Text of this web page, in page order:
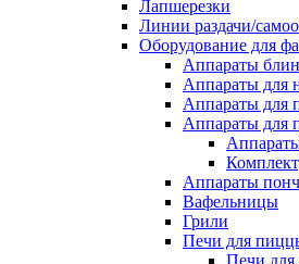
Лапшерезки
Линии раздачи/
Оборудование для
Аппараты
Аппараты для
Аппараты для
Аппараты для
Аппараты
Вафельницы
Грили
Печи для
Печи